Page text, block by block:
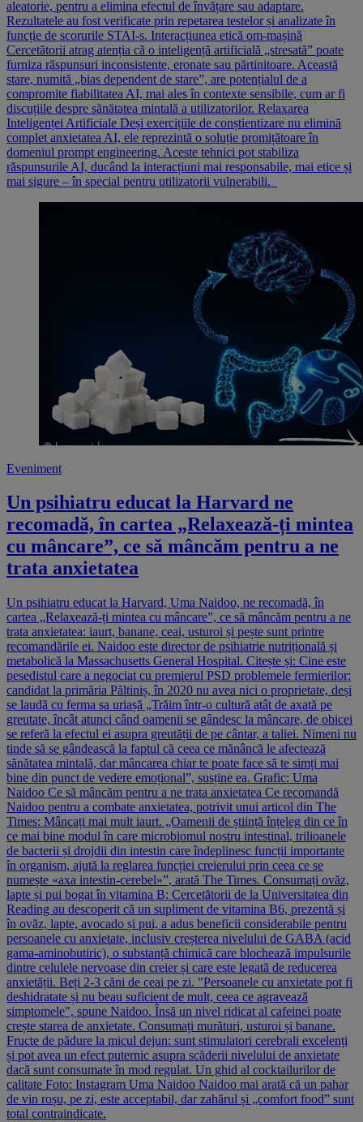
aleatorie, pentru a elimina efectul de învățare sau adaptare.
Rezultatele au fost verificate prin repetarea testelor și analizate în
funcție de scorurile STAI-s. Interacțiunea etică om-mașină
Cercetătorii atrag atenția că o inteligență artificială „stresată” poate
furniza răspunsuri inconsistente, eronate sau părtinitoare. Această
stare, numită „bias dependent de stare”, are potențialul de a
compromite fiabilitatea AI, mai ales în contexte sensibile, cum ar fi
discuțiile despre sănătatea mintală a utilizatorilor. Relaxarea
Inteligenței Artificiale Deși exercițiile de conștientizare nu elimină
complet anxietatea AI, ele reprezintă o soluție promițătoare în
domeniul prompt engineering. Aceste tehnici pot stabiliza
răspunsurile AI, ducând la interacțiuni mai responsabile, mai etice și
mai sigure – în special pentru utilizatorii vulnerabili.
Eveniment
Un psihiatru educat la Harvard ne
recomadă, în cartea „Relaxează-ți mintea
cu mâncare”, ce să mâncăm pentru a ne
trata anxietatea
Un psihiatru educat la Harvard, Uma Naidoo, ne recomadă, în
cartea „Relaxează-ți mintea cu mâncare”, ce să mâncăm pentru a ne
trata anxietatea: iaurt, banane, ceai, usturoi și pește sunt printre
recomandările ei. Naidoo este director de psihiatrie nutrițională și
metabolică la Massachusetts General Hospital. Citește și: Cine este
pesedistul care a negociat cu premierul PSD problemele fermierilor:
candidat la primăria Păltiniș, în 2020 nu avea nici o proprietate, deși
se laudă cu ferma sa uriașă „Trăim într-o cultură atât de axată pe
greutate, încât atunci când oamenii se gândesc la mâncare, de obicei
se referă la efectul ei asupra greutății de pe cântar, a taliei. Nimeni nu
tinde să se gândească la faptul că ceea ce mănâncă le afectează
sănătatea mintală, dar mâncarea chiar te poate face să te simți mai
bine din punct de vedere emoțional”, susține ea. Grafic: Uma
Naidoo Ce să mâncăm pentru a ne trata anxietatea Ce recomandă
Naidoo pentru a combate anxietatea, potrivit unui articol din The
Times: Mâncați mai mult iaurt. „Oamenii de știință înțeleg din ce în
ce mai bine modul în care microbiomul nostru intestinal, trilioanele
de bacterii și drojdii din intestin care îndeplinesc funcții importante
în organism, ajută la reglarea funcției creierului prin ceea ce se
numește «axa intestin-cerebel»”, arată The Times. Consumați ovăz,
lapte și pui bogat în vitamina B: Cercetătorii de la Universitatea din
Reading au descoperit că un supliment de vitamina B6, prezentă și
în ovăz, lapte, avocado și pui, a adus beneficii considerabile pentru
persoanele cu anxietate, inclusiv creșterea nivelului de GABA (acid
gama-aminobutiric), o substanță chimică care blochează impulsurile
dintre celulele nervoase din creier și care este legată de reducerea
anxietății. Beți 2-3 căni de ceai pe zi. "Persoanele cu anxietate pot fi
deshidratate și nu beau suficient de mult, ceea ce agravează
simptomele", spune Naidoo. Însă un nivel ridicat al cafeinei poate
crește starea de anxietate. Consumați murături, usturoi și banane.
Fructe de pădure la micul dejun: sunt stimulatori cerebrali excelenți
și pot avea un efect puternic asupra scăderii nivelului de anxietate
dacă sunt consumate în mod regulat. Un ghid al cocktailurilor de
calitate Foto: Instagram Uma Naidoo Naidoo mai arată că un pahar
de vin roșu, pe zi, este acceptabil, dar zahărul și „comfort food” sunt
total contraindicate.